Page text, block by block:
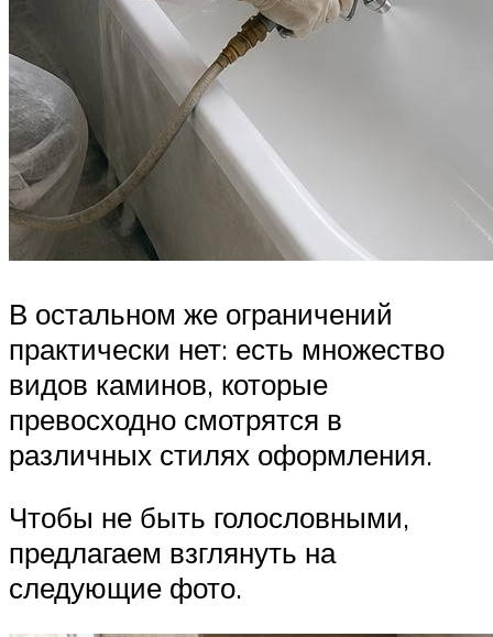
В остальном же ограничений
практически нет: есть множество
видов каминов, которые
превосходно смотрятся в
различных стилях оформления.
Чтобы не быть голословными,
предлагаем взглянуть на
следующие фото.